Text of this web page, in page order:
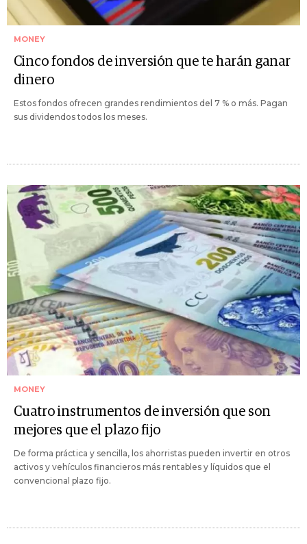
MONEY
Cinco fondos de inversión que te harán ganar
dinero
Estos fondos ofrecen grandes rendimientos del 7 % o más. Pagan
sus dividendos todos los meses.
MONEY
Cuatro instrumentos de inversión que son
mejores que el plazo fijo
De forma práctica y sencilla, los ahorristas pueden invertir en otros
activos y vehículos financieros más rentables y líquidos que el
convencional plazo fijo.